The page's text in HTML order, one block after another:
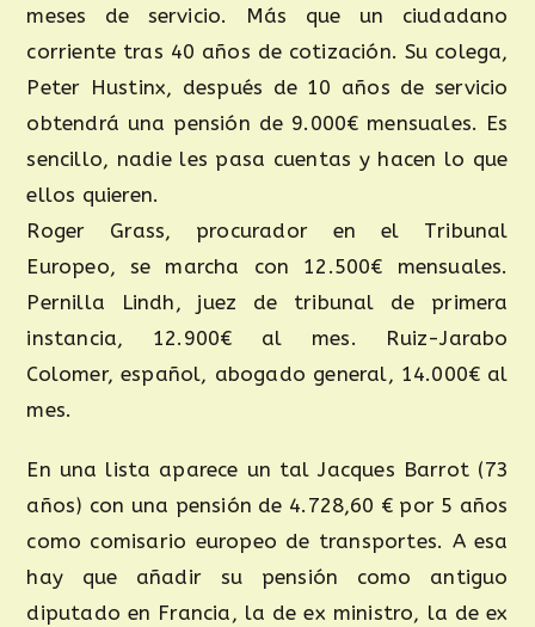
meses de servicio. Más que un ciudadano
corriente tras 40 años de cotización. Su colega,
Peter Hustinx, después de 10 años de servicio
obtendrá una pensión de 9.000€ mensuales. Es
sencillo, nadie les pasa cuentas y hacen lo que
ellos quieren.
Roger Grass, procurador en el Tribunal
Europeo, se marcha con 12.500€ mensuales.
Pernilla Lindh, juez de tribunal de primera
instancia, 12.900€ al mes. Ruiz-Jarabo
Colomer, español, abogado general, 14.000€ al
mes.
En una lista aparece un tal Jacques Barrot (73
años) con una pensión de 4.728,60 € por 5 años
como comisario europeo de transportes. A esa
hay que añadir su pensión como antiguo
diputado en Francia, la de ex ministro, la de ex